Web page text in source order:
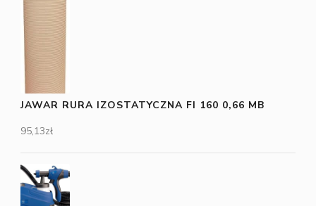
JAWAR RURA IZOSTATYCZNA FI 160 0,66 MB
95,13zł